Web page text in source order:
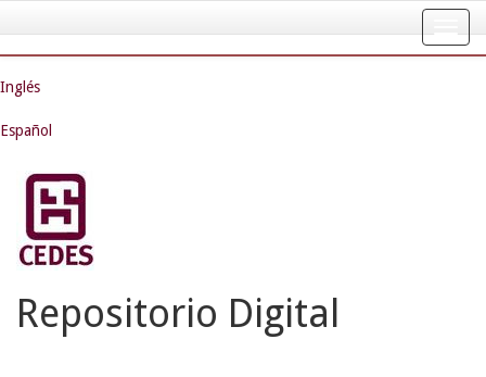
navigation
Inglés
Español
Repositorio Digital